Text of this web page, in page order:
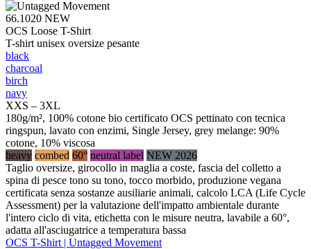
66.1020 NEW
OCS Loose T-Shirt
T-shirt unisex oversize pesante
black
charcoal
birch
navy
XXS – 3XL
180g/m², 100% cotone bio certificato OCS pettinato con tecnica
ringspun, lavato con enzimi, Single Jersey, grey melange: 90%
cotone, 10% viscosa
heavy combed 60° neutral label NEW 2026
Taglio oversize, girocollo in maglia a coste, fascia del colletto a
spina di pesce tono su tono, tocco morbido, produzione vegana
certificata senza sostanze ausiliarie animali, calcolo LCA (Life Cycle
Assessment) per la valutazione dell'impatto ambientale durante
l'intero ciclo di vita, etichetta con le misure neutra, lavabile a 60°,
adatta all'asciugatrice a temperatura bassa
OCS T-Shirt | Untagged Movement